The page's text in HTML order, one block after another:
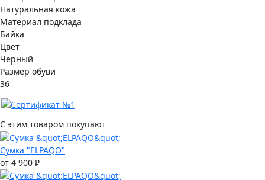
Натуральная кожа
Материал подклада
Байка
Цвет
Черный
Размер обуви
36
С этим товаром покупают
Сумка "ELPAQO"
от 4 900 ₽